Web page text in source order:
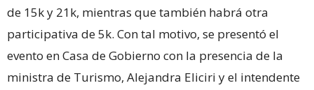
de 15k y 21k, mientras que también habrá otra
participativa de 5k. Con tal motivo, se presentó el
evento en Casa de Gobierno con la presencia de la
ministra de Turismo, Alejandra Eliciri y el intendente